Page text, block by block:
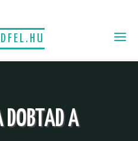
DOBTAD A